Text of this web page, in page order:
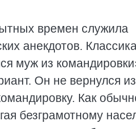
времен служила
анекдотов.
муж из
Он не вернулся из
Как
безграмотному